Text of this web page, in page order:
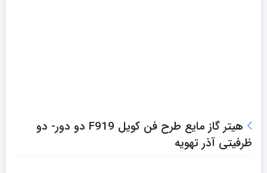
هیتر گاز مایع طرح فن کویل F919 دو دور- دو
ظرفیتی آذر تهویه